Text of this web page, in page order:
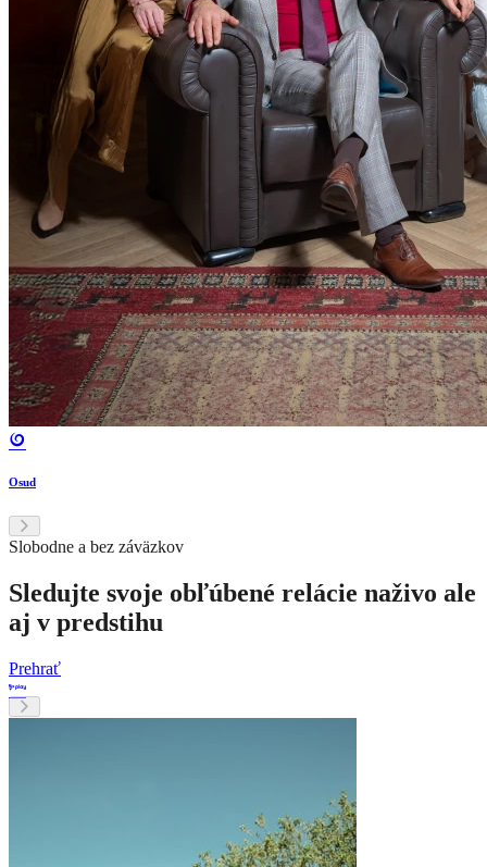
Osud
Slobodne a bez záväzkov
Sledujte svoje obľúbené relácie naživo ale
aj v predstihu
Prehrať